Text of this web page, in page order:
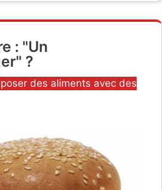
: "Un
?
des aliments avec des